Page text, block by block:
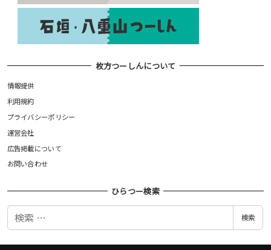
枚方つーしんについて
情報提供
利用規約
プライバシーポリシー
運営会社
広告掲載について
お問い合わせ
ひらつー検索
検
検索